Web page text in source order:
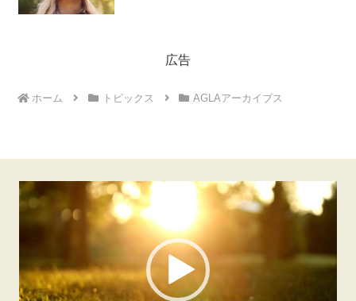
広告
ホーム トピックス AGLAアーカイブス
動
ー